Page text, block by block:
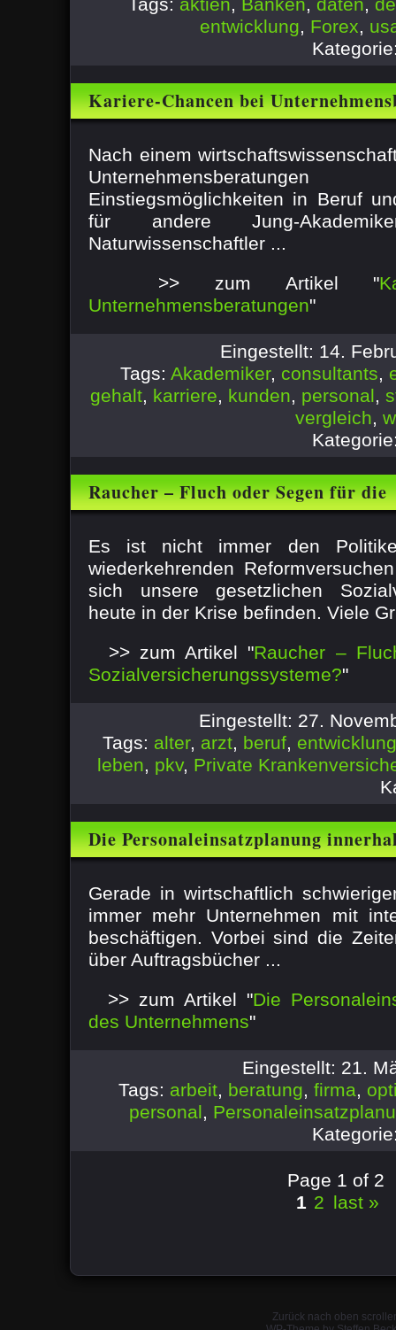
entwicklung, Forex,
Kariere-Chancen bei
Nach einem
Einstiegsmöglichkeiten in Beruf
für andere Jung-
Naturwissenschaftler ...
>> zum Artikel "
Unternehmensberatungen"
Eingestellt: 14.
Tags: Akademiker, consultants,
gehalt, karriere, kunden, personal,
vergleich,
Raucher – Fluch oder Segen für die
Es ist nicht immer den
wiederkehrenden
sich unsere gesetzlichen
heute in der Krise befinden. Viele
>> zum Artikel "Raucher –
Sozialversicherungssysteme?"
Eingestellt: 27.
Tags: alter, arzt, beruf, entwicklung
leben, pkv, Private
Die Personaleinsatzplanung
Gerade in wirtschaftlich
immer mehr Unternehmen mit
beschäftigen. Vorbei sind die
über Auftragsbücher ...
>> zum Artikel "Die
des Unternehmens"
Eingestellt: 21.
Tags: arbeit, beratung, firma,
personal,
Page 1 of 2
1 2 last »
Zurück nach oben